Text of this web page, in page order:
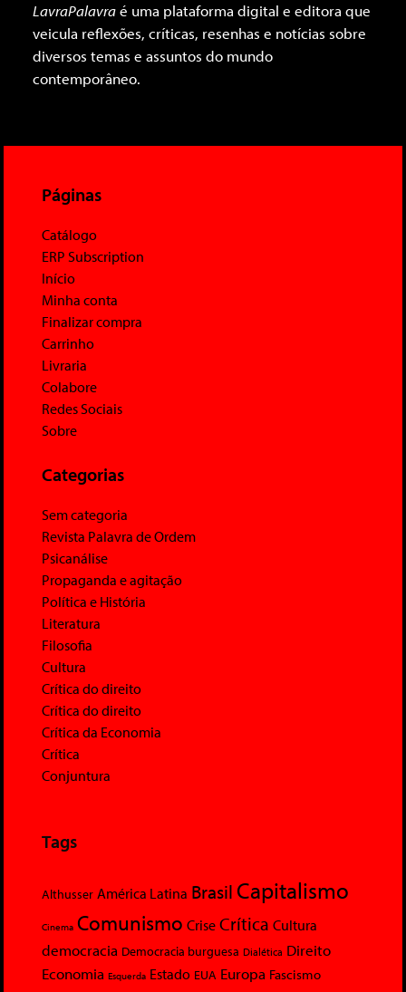
LavraPalavraé uma plataforma digital e editora que
veicula reflexões, críticas, resenhas e notícias sobre
diversos temas e assuntos do mundo
contemporâneo.
Páginas
Catálogo
ERP Subscription
Início
Minha conta
Finalizar compra
Carrinho
Livraria
Colabore
Redes Sociais
Sobre
Categorias
Sem categoria
Revista Palavra de Ordem
Psicanálise
Propaganda e agitação
Política e História
Literatura
Filosofia
Cultura
Crítica do direito
Crítica do direito
Crítica da Economia
Crítica
Conjuntura
Tags
Althusser América Latina Brasil Capitalismo
Cinema Comunismo Crise Crítica Cultura
democracia Democracia burguesa Dialética Direito
Economia Esquerda Estado EUA Europa Fascismo